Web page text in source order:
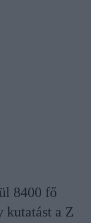
8400 fő
kutatást a Z